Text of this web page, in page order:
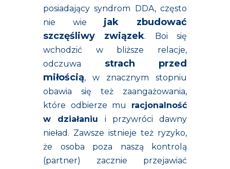
posiadający syndrom DDA, często
nie wie jak zbudować
szczęśliwy związek. Boi się
wchodzić w bliższe relacje,
odczuwa strach przed
miłością, w znacznym stopniu
obawia się też zaangażowania,
które odbierze mu racjonalność
w działaniu i przywróci dawny
nieład. Zawsze istnieje też ryzyko,
że osoba poza naszą kontrolą
(partner) zacznie przejawiać